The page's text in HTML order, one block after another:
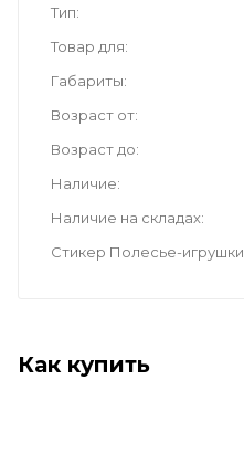
Тип
Товар для
Габариты
Возраст от
Возраст до
Наличие
Наличие на складах
Стикер Полесье-игрушки
Как купить